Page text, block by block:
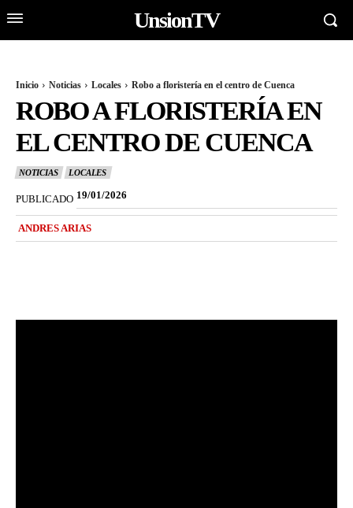
UnsionTV
Inicio Noticias Locales Robo a floristería en el centro de Cuenca
ROBO A FLORISTERÍA EN
EL CENTRO DE CUENCA
NOTICIAS LOCALES
PUBLICADO 19/01/2026
ANDRES ARIAS